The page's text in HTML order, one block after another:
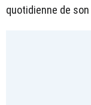
quotidienne de